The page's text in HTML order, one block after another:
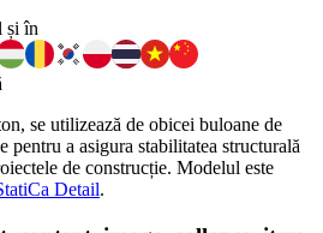
și în
se utilizează de obicei buloane de
pentru a asigura stabilitatea structurală
de construcție. Modelul este
Detail.